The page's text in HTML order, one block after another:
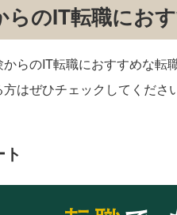
らのIT転職にお
らのIT転職におすすめな
はぜひチェックしてください